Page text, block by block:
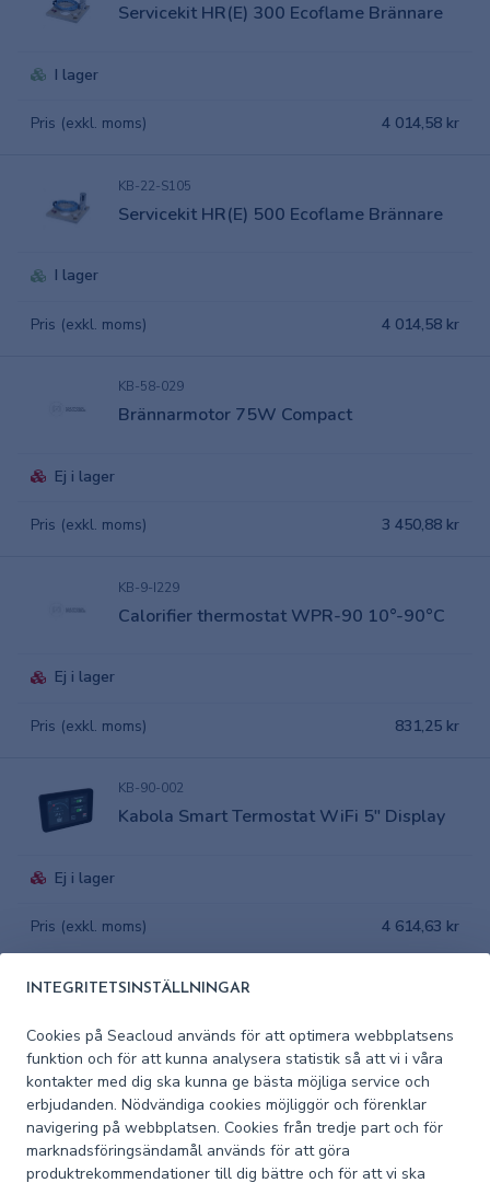
INTEGRITETSINSTÄLLNINGAR
Cookies på Seacloud används för att optimera webbplatsens
funktion och för att kunna analysera statistik så att vi i våra
kontakter med dig ska kunna ge bästa möjliga service och
erbjudanden. Nödvändiga cookies möjliggör och förenklar
navigering på webbplatsen. Cookies från tredje part och för
marknadsföringsändamål används för att göra
produktrekommendationer till dig bättre och för att vi ska
Servicekit HR(E) 300 Ecoflame Brännare
I lager
Pris (exkl. moms) 4 014,58 kr
KB-22-S105
Servicekit HR(E) 500 Ecoflame Brännare
I lager
Pris (exkl. moms) 4 014,58 kr
KB-58-029
Brännarmotor 75W Compact
Ej i lager
Pris (exkl. moms) 3 450,88 kr
KB-9-I229
Calorifier thermostat WPR-90 10°-90°C
Ej i lager
Pris (exkl. moms) 831,25 kr
KB-90-002
Kabola Smart Termostat WiFi 5" Display
Ej i lager
Pris (exkl. moms) 4 614,63 kr
KB-62-002
Ej i lager
Pris (exkl. moms) 5 244 kr